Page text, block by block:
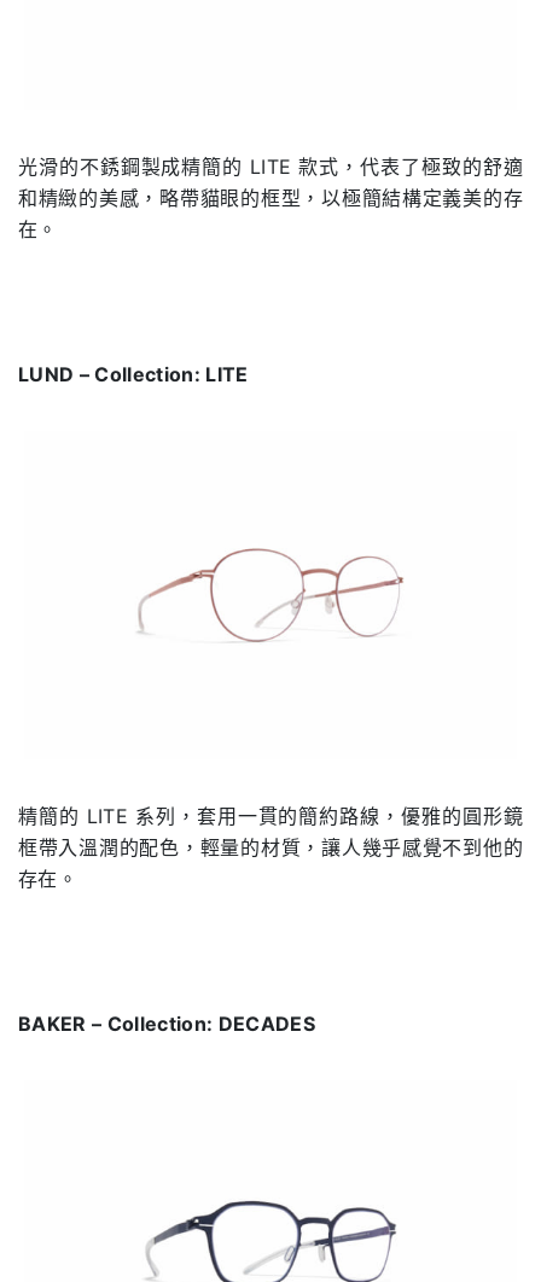
光滑的不銹鋼製成精簡的 LITE 款式，代表了極致的舒適
和精緻的美感，略帶貓眼的框型，以極簡結構定義美的存
在。
LUND – Collection: LITE
精簡的 LITE 系列，套用一貫的簡約路線，優雅的圓形鏡
框帶入溫潤的配色，輕量的材質，讓人幾乎感覺不到他的
存在。
BAKER – Collection: DECADES